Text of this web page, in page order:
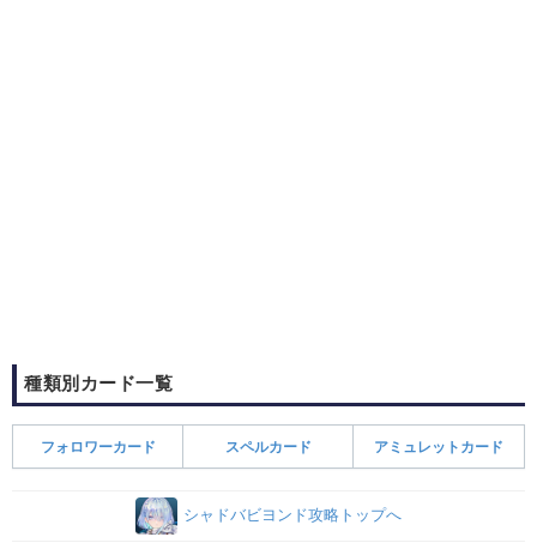
種類別カード一覧
フォロワーカード スペルカード アミュレットカード
シャドバビヨンド攻略トップへ